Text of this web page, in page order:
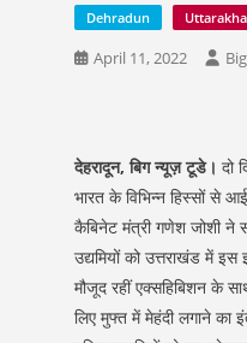
Dehradun
April 11, 2022
देहरादून, बिग न्यूज़ टूडे। दो
भारत के विभिन्न हिस्सों से
कैबिनेट मंत्री गणेश जोशी ने
उद्यमियों को उत्तराखंड में
मौजूद रहीं एक्सहिबिशन के
लिए मुफ्त में मेहंदी लगाने का